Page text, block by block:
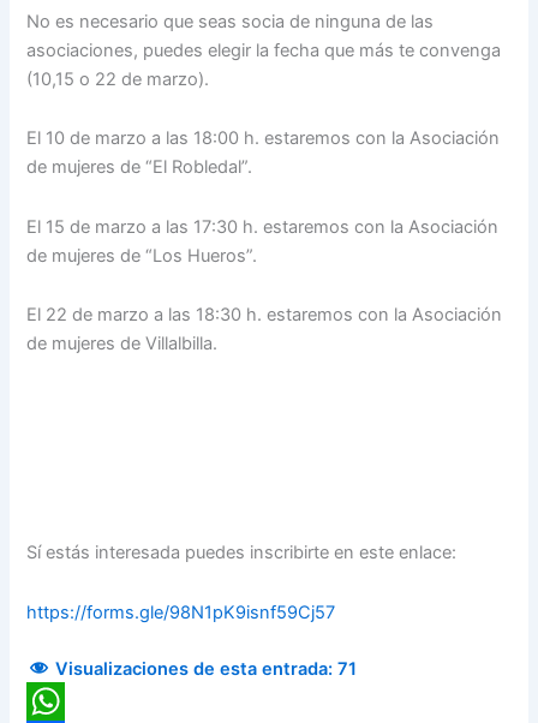
No es necesario que seas socia de ninguna de las
asociaciones, puedes elegir la fecha que más te convenga
(10,15 o 22 de marzo).
El 10 de marzo a las 18:00 h. estaremos con la Asociación
de mujeres de “El Robledal”.
El 15 de marzo a las 17:30 h. estaremos con la Asociación
de mujeres de “Los Hueros”.
El 22 de marzo a las 18:30 h. estaremos con la Asociación
de mujeres de Villalbilla.
Sí estás interesada puedes inscribirte en este enlace:
https://forms.gle/98N1pK9isnf59Cj57
Visualizaciones de esta entrada: 71